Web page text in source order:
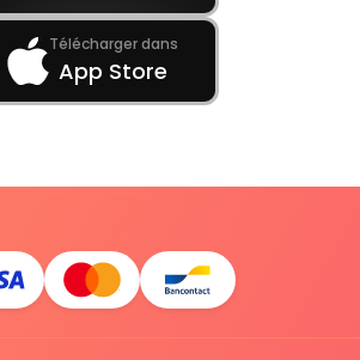
Télécharger dans
App Store